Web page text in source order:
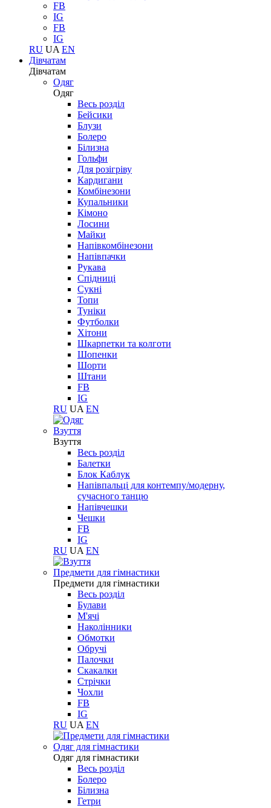
FB
IG
FB
IG
RU UA EN
Дівчатам
Дівчатам
Одяг
Одяг
Весь розділ
Бейсики
Блузи
Болеро
Білизна
Гольфи
Для розігріву
Кардигани
Комбінезони
Купальники
Кімоно
Лосини
Майки
Напівкомбінезони
Напівпачки
Рукава
Спідниці
Сукні
Топи
Туніки
Футболки
Хітони
Шкарпетки та колготи
Шопенки
Шорти
Штани
FB
IG
RU UA EN
Взуття
Взуття
Весь розділ
Балетки
Блок Каблук
Напівпальці для контемпу/модерну,
сучасного танцю
Напівчешки
Чешки
FB
IG
RU UA EN
Предмети для гімнастики
Предмети для гімнастики
Весь розділ
Булави
М'ячі
Наколінники
Обмотки
Обручі
Палочки
Скакалки
Стрічки
Чохли
FB
IG
RU UA EN
Одяг для гімнастики
Одяг для гімнастики
Весь розділ
Болеро
Білизна
Гетри